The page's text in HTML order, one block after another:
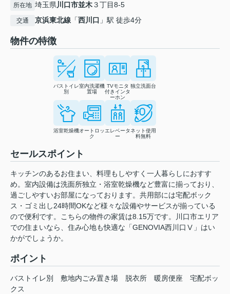
所在地 埼玉県川口市並木３丁目8-5
交通 京浜東北線 「西川口 」駅 徒歩4分
物件の特徴
バストイレ
別
室内洗濯機
置場
TVモニタ
付きインタ
ーホン
独立洗面台
浴室乾燥機オートロッ
ク
エレベータ
ー
ネット使用
料無料
セールスポイント
キッチンのあるお住まい、料理もしやすく一人暮らしにおすす
め。室内設備は洗面所独立・浴室乾燥機など豊富に揃っており、
過ごしやすいお部屋になっております。共用部には宅配ボック
ス・ゴミ出し24時間OKなど様々な設備やサービスが揃っている
ので便利です。こちらの物件の家賃は8.15万です。川口市エリア
での住まいなら、住み心地も快適な「GENOVIA西川口Ⅴ」はい
かがでしょうか。
ポイント
バストイレ別 敷地内ごみ置き場 脱衣所 暖房便座
宅配ボッ
クス